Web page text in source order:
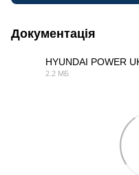
Документація
HYUNDAI POWER
2.2 МБ